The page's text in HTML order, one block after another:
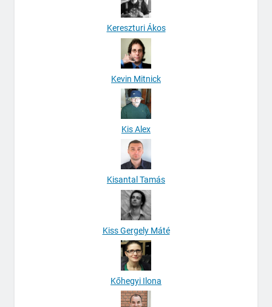
Kereszturi Ákos
Kevin Mitnick
Kis Alex
Kisantal Tamás
Kiss Gergely Máté
Kőhegyi Ilona